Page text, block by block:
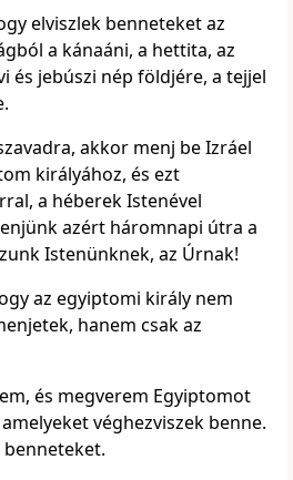
elviszlek benneteket az
a kánaáni, a hettita, az
és jebúszi nép földjére, a tejjel
akkor menj be Izráel
királyához, és ezt
a héberek Istenével
azért háromnapi útra a
Istenünknek, az Úrnak!
az egyiptomi király nem
hanem csak az
és megverem Egyiptomot
véghezviszek benne.